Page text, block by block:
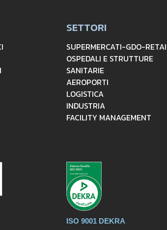
SETTORI
SUPERMERCATI-GDO-
OSPEDALI E STRUTTURE
SANITARIE
AEROPORTI
LOGISTICA
INDUSTRIA
FACILITY MANAGEMENT
ISO 9001 DEKRA